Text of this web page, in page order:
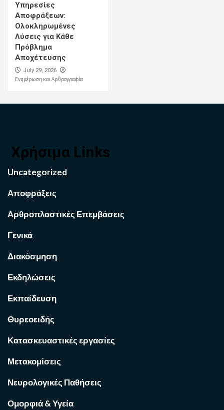
Υπηρεσίες
Αποφράξεων:
Ολοκληρωμένες
Λύσεις για Κάθε
Πρόβλημα
Αποχέτευσης
July 29, 2026
Ενημέρωση και Αρθρογραφία
Χρήσιμα Links
Uncategorized
Αποφράξεις
Αρθροπλαστικές Επεμβάσεις
Γενικά
Διακόσμηση
Εκδηλώσεις
Εκπαίδευση
Θυρεοειδής
Κατασκευαστικές εργασίες
Μετακομίσεις
Νευρολογικές Παθήσεις
Ομορφιά & Υγεία